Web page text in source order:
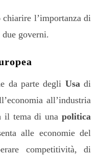
chiarire l’importanza di
governi.
da parte degli Usa di
all’industria
il tema di una politica
alle economie del
competitività, di